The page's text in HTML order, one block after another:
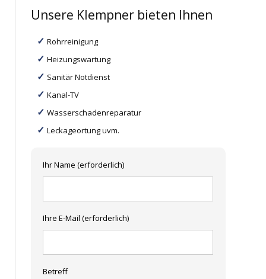
Unsere Klempner bieten Ihnen
Rohrreinigung
Heizungswartung
Sanitär Notdienst
Kanal-TV
Wasserschadenreparatur
Leckageortung uvm.
Ihr Name (erforderlich)
Ihre E-Mail (erforderlich)
Betreff